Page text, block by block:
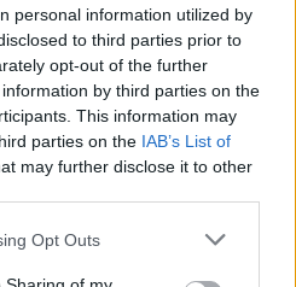
personal information utilized by
to third parties prior to
opt-out of the further
by third parties on the
This information may
parties on the IAB’s List of
may further disclose it to other
Opt Outs
saúdam Banda
pelo 1º lugar no
de Valência